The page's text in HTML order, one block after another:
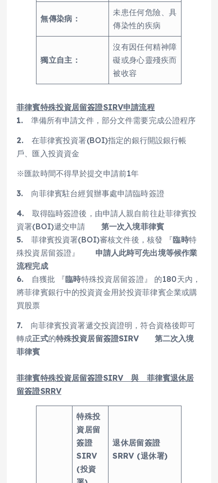
無傳染病：
未患任何危險、具
傳染性的疾病
獨立自主：
沒有因任何精神障
礙或身心靈殘疾而
被收容
菲律賓特殊投資居留簽證SIRV申請流程
1. 準備所有申請文件，部分文件需要完成公證程序
2. 在菲律賓投資署(BOI)指定的銀行開設銀行帳
戶、匯入投資資金
※匯款時間不得早於提交申請前1年
3. 向菲律賓駐台經貿辦事處申請臨時簽證
4. 取得臨時簽證後，由申請人親自前往赴菲律賓投
資署(BOI)遞交申請 第一次入境菲律賓
5. 菲律賓投資署(BOI)審核文件後，核發 『臨時特
殊投資居留簽證』 申請人此時可先出境等候作業
流程完成
6. 自獲批 『臨時特殊投資居留簽證』 的180天內，
將菲律賓銀行中的投資資金用於投資菲律賓企業或購
買股票
7. 向菲律賓投資署遞交投資證明，符合資格後即可
轉成正式的特殊投資居留簽證SIRV
第二次入境
菲律賓
菲律賓特殊投資居留簽證SIRV 與 菲律賓退休居
留簽證SRRV
特殊投
資居留
簽證
SIRV
(投資
退休居留簽證
SRRV (退休署)